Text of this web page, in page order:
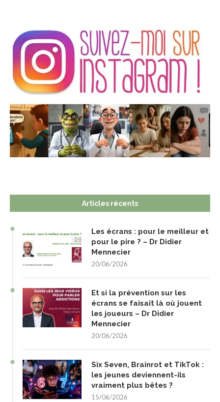
Articles récents
Les écrans : pour le meilleur et
pour le pire ? – Dr Didier
Mennecier
20/06/2026
Et si la prévention sur les
écrans se faisait là où jouent
les joueurs – Dr Didier
Mennecier
20/06/2026
Six Seven, Brainrot et TikTok :
les jeunes deviennent-ils
vraiment plus bêtes ?
15/06/2026